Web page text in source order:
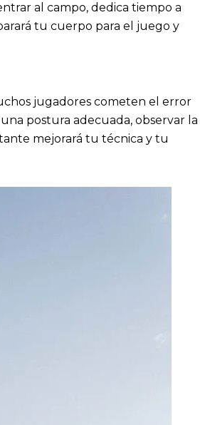
al campo, dedica tiempo a
tu cuerpo para el juego y
jugadores cometen el error
postura adecuada, observar la
mejorará tu técnica y tu